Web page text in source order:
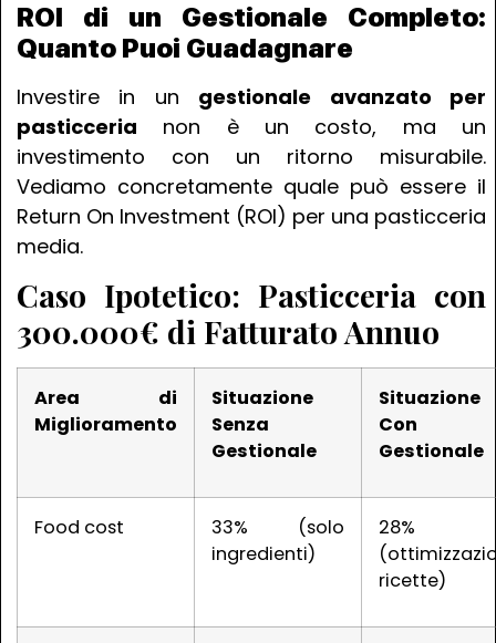
ROI di un Gestionale Completo:
Quanto Puoi Guadagnare
Investire in un gestionale avanzato per
pasticceria non è un costo, ma un
investimento con un ritorno misurabile.
Vediamo concretamente quale può essere il
Return On Investment (ROI) per una pasticceria
media.
Caso Ipotetico: Pasticceria con
300.000€ di Fatturato Annuo
Area di
Miglioramento
Situazione
Senza
Gestionale
Situazione
Con
Gestionale
Food cost
33% (solo
ingredienti)
28%
ricette)